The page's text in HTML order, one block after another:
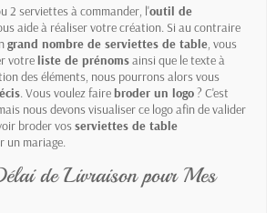
2 serviettes à commander, l'outil de
aide à réaliser votre création. Si au contraire
grand nombre de serviettes de table, vous
votre liste de prénomsainsi que le texte à
des éléments, nous pourrons alors vous
. Vous voulez faire broder un logo? C'est
nous devons visualiser ce logo afin de valider
broder vosserviettes de table
un mariage.
de Livraison pour Mes